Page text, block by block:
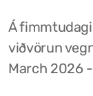
Á
viðvörun
March 2026